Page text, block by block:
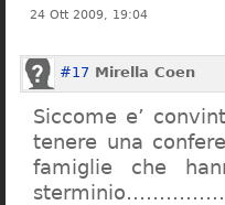
24 Ott 2009, 19:04
#17 Mirella Coen
Siccome e’
tenere una
famiglie che